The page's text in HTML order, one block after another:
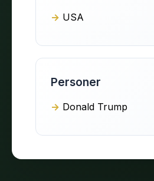
USA
Personer
Donald Trump